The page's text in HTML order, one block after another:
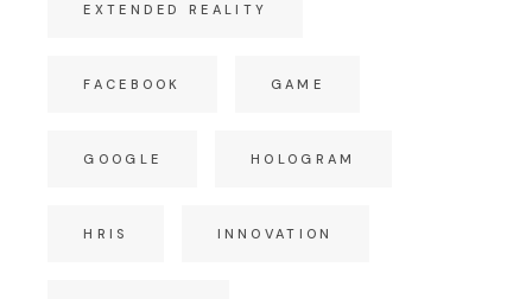
EXTENDED REALITY
FACEBOOK GAME
GOOGLE HOLOGRAM
HRIS INNOVATION